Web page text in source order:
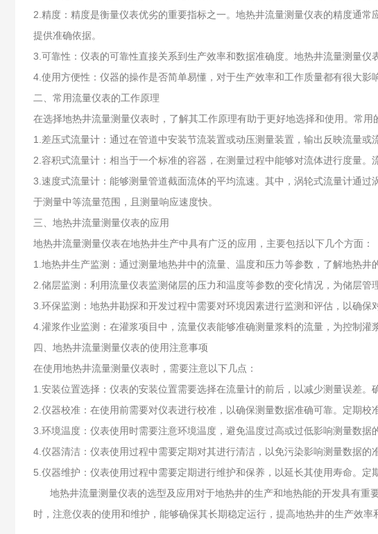
2.精度：精度是衡量仪表优劣的重要指标之一。地热井流量测量仪表的精度通
提供准确依据。
3.可靠性：仪表的可靠性直接关系到生产效率和数据准确度。地热井流量测量
4.使用方便性：仪器的操作是否简单易懂，对于生产效率和工作质量都有很大影
二、常用流量仪表的工作原理
在选择地热井流量测量仪表时，了解其工作原理有助于更好地选择和使用。常用
1.差压式流量计：通过在管道中安装节流装置或动压测量装置，输出反映流量
2.容积式流量计：相当于一个标准的容器，在测量过程中能够对流体进行度量
3.速度式流量计：能够测量管道截面流体的平均流速。其中，涡轮式流量计通
于测量中等流量范围，且测量响应速度快。
三、地热井流量测量仪表的应用
地热井流量测量仪表在地热井生产中具有广泛的应用，主要包括以下几个方面：
1.地热井生产监测：通过测量地热井中的流量、温度和压力等参数，了解地热井
2.储层监测：利用流量仪表监测储层的压力和温度等参数的变化情况，为储层
3.环保监测：地热井勘探和开发过程中需要对环境因素进行监测和评估，以确
4.灌浆作业监测：在灌浆项目中，流量仪表能够准确测量浆料的流量，为控制
四、地热井流量测量仪表的使用注意事项
在使用地热井流量测量仪表时，需要注意以下几点：
1.安装位置选择：仪表的安装位置需要选择在流量计的前后，以减少测量误差。
2.仪器校准：在使用前需要对仪表进行校准，以确保测量数据准确可靠。定期校
3.环境温度：仪表使用时需要注意环境温度，避免温度过高或过低影响测量数
4.仪器清洁：仪表使用过程中需要定期对其进行清洁，以免污染影响测量数据的
5.仪器维护：仪表使用过程中需要定期进行维护和保养，以延长其使用寿命。
地热井流量测量仪表的选型及应用对于地热井的生产和地热能的开发具有重
时，注意仪表的使用和维护，能够确保其长期稳定运行，提高地热井的生产效